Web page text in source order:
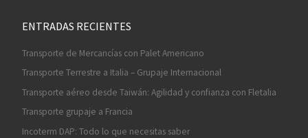
ENTRADAS RECIENTES
Transporte de Mercancías con Palet Americano
Transporte Terrestre a Italia – Grupaje Internacional
Transporte aéreo desde Taiwán: Agilidad y confianza con Fletalia
Transporte grupaje a Francia
Incoterm DAP: Todo lo que necesitas saber